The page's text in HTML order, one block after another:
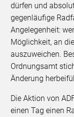
dürfen und
gegenläufige
Angelegenheit:
Möglichkeit, an
auszuweichen.
Ordnungsamt
Änderung
Die Aktion von
einen Tag einen